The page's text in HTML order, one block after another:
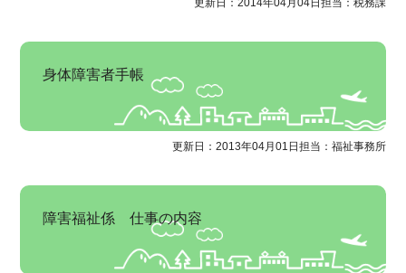
更新日：2014年04月04日 担当：税務課
身体障害者手帳
更新日：2013年04月01日 担当：福祉事務所
障害福祉係 仕事の内容